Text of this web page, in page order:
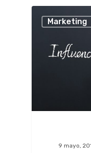
Marketing
9 mayo,